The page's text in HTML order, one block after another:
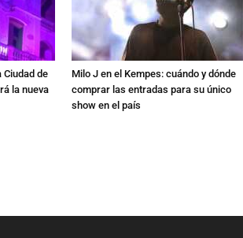
Ciudad de
la nueva
Milo J en el Kempes: cuándo y dónde
comprar las entradas para su único
show en el país